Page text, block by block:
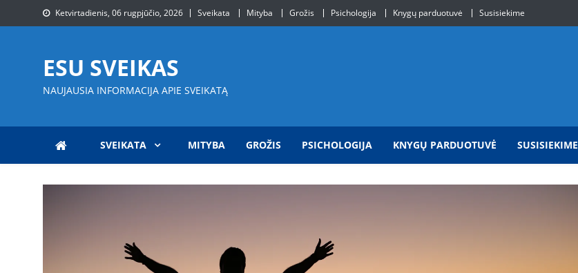
to
Ketvirtadienis, 06 rugpjūčio, 2026 Sveikata Mityba Grožis Psichologija Knygų parduotuvė Susisiekime
ESU SVEIKAS
NAUJAUSIA INFORMACIJA APIE SVEIKATĄ
SVEIKATA MITYBA GROŽIS PSICHOLOGIJA KNYGŲ PARDUOTUVĖ SUSISIEKIME